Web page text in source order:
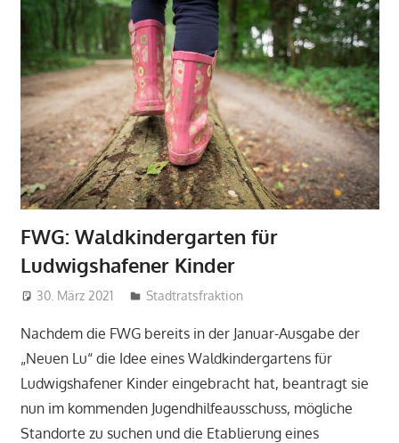
FWG: Waldkindergarten für
Ludwigshafener Kinder
30. März 2021 admin
Stadtratsfraktion
Nachdem die FWG bereits in der Januar-Ausgabe der
„Neuen Lu“ die Idee eines Waldkindergartens für
Ludwigshafener Kinder eingebracht hat, beantragt sie
nun im kommenden Jugendhilfeausschuss, mögliche
Standorte zu suchen und die Etablierung eines